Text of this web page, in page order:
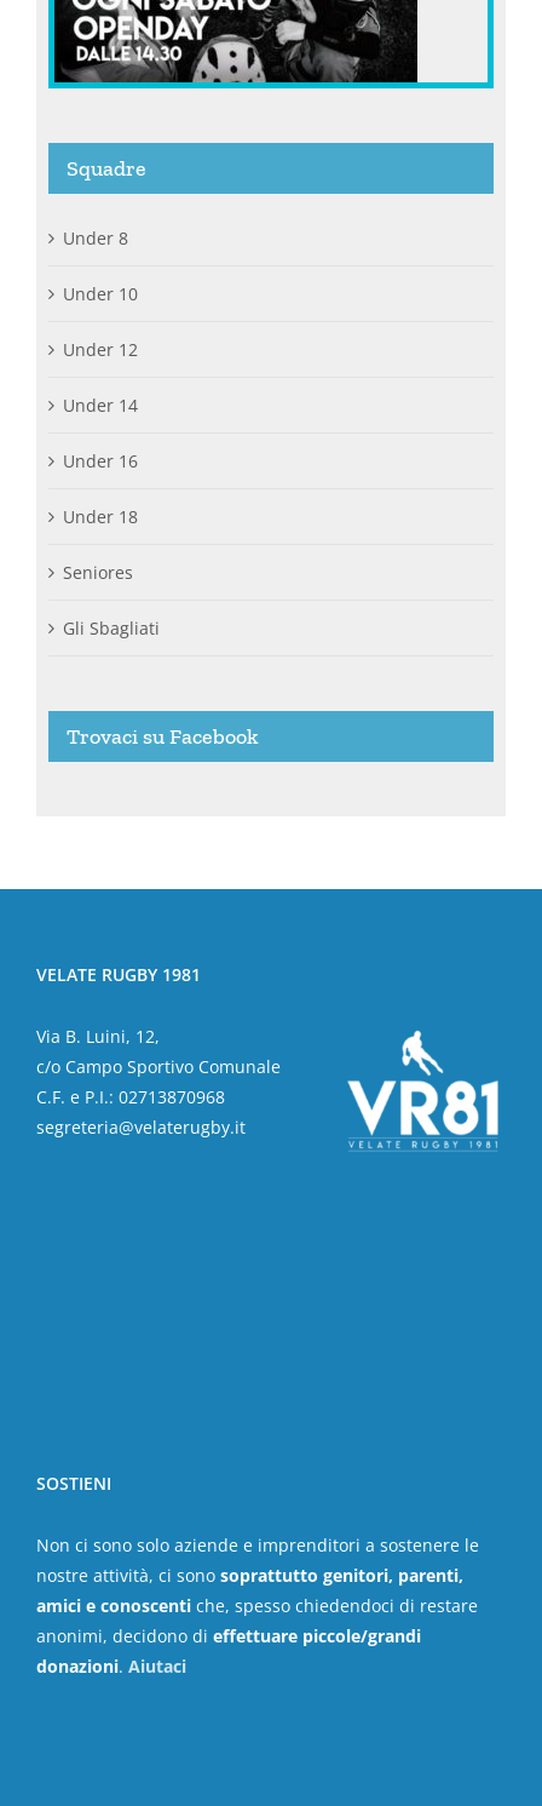
Squadre
Under 8
Under 10
Under 12
Under 14
Under 16
Under 18
Seniores
Gli Sbagliati
Trovaci su Facebook
VELATE RUGBY 1981
Via B. Luini, 12,
c/o Campo Sportivo Comunale
C.F. e P.I.: 02713870968
segreteria@velaterugby.it
SOSTIENI
Non ci sono solo aziende e imprenditori a sostenere le
nostre attività, ci sono soprattutto genitori, parenti,
amici e conoscenti che, spesso chiedendoci di restare
anonimi, decidono di effettuare piccole/grandi
donazioni. Aiutaci